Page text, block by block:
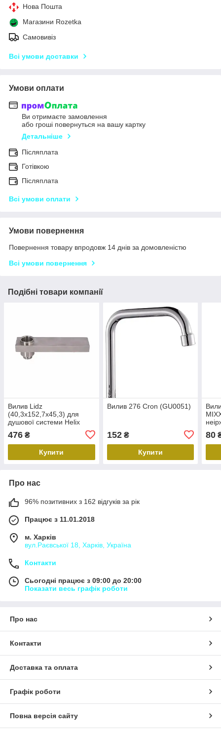
Нова Пошта
Магазини Rozetka
Самовивіз
Всі умови доставки
Умови оплати
Ви отримаєте замовлення
або гроші повернуться на вашу картку
Детальніше
Післяплата
Готівкою
Післяплата
Всі умови оплати
Умови повернення
Повернення товару впродовж 14 днів за домовленістю
Всі умови повернення
Подібні товари компанії
Вилив Lidz
(40,3x152,7x45,3) для
душової системи Helix
LDHEL403152745351164
476 ₴
Купити
Вилив 276 Cron (GU0051)
152₴
Купити
80
Про нас
96% позитивних з 162 відгуків за рік
Працює з 11.01.2018
м. Харків
вул.Раєвської 18, Харків, Україна
Контакти
Сьогодні працює з 09:00 до 20:00
Показати весь графік роботи
Про нас
Контакти
Доставка та оплата
Графік роботи
Повна версія сайту